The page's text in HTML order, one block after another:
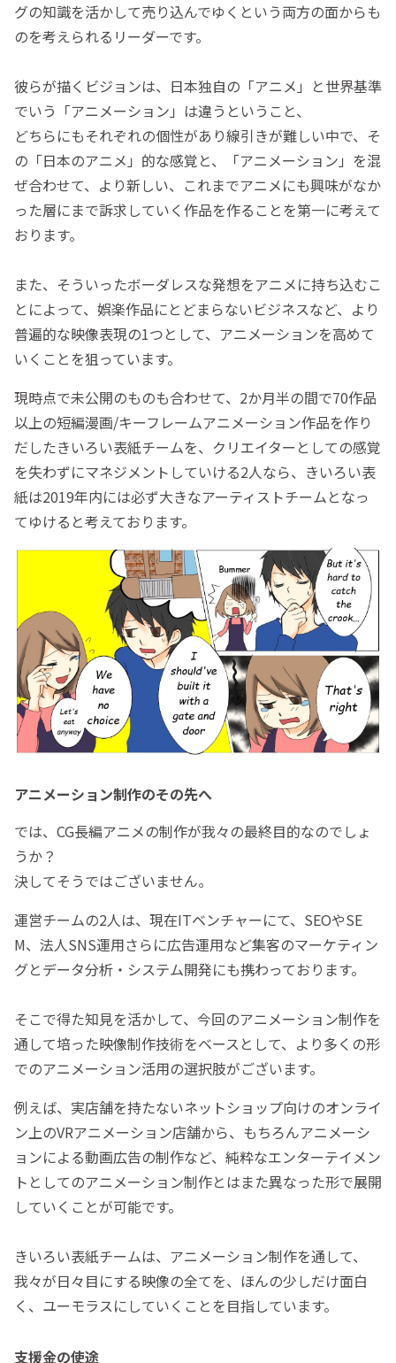
グの知識を活かして売り込んでゆくという両方の面からも
のを考えられるリーダーです。
彼らが描くビジョンは、日本独自の「アニメ」と世界基準
でいう「アニメーション」は違うということ、
どちらにもそれぞれの個性があり線引きが難しい中で、そ
の「日本のアニメ」的な感覚と、「アニメーション」を混
ぜ合わせて、より新しい、これまでアニメにも興味がなか
った層にまで訴求していく作品を作ることを第一に考えて
おります。
また、そういったボーダレスな発想をアニメに持ち込むこ
とによって、娯楽作品にとどまらないビジネスなど、より
普遍的な映像表現の1つとして、アニメーションを高めて
いくことを狙っています。
現時点で未公開のものも合わせて、2か月半の間で70作品
以上の短編漫画/キーフレームアニメーション作品を作り
だしたきいろい表紙チームを、クリエイターとしての感覚
を失わずにマネジメントしていける2人なら、きいろい表
紙は2019年内には必ず大きなアーティストチームとなっ
てゆけると考えております。
アニメーション制作のその先へ
では、CG長編アニメの制作が我々の最終目的なのでしょ
うか？
決してそうではございません。
運営チームの2人は、現在ITベンチャーにて、SEOやSE
M、法人SNS運用さらに広告運用など集客のマーケティン
グとデータ分析・システム開発にも携わっております。
そこで得た知見を活かして、今回のアニメーション制作を
通して培った映像制作技術をベースとして、より多くの形
でのアニメーション活用の選択肢がございます。
例えば、実店舗を持たないネットショップ向けのオンライ
ン上のVRアニメーション店舗から、もちろんアニメーシ
ョンによる動画広告の制作など、純粋なエンターテイメン
トとしてのアニメーション制作とはまた異なった形で展開
していくことが可能です。
きいろい表紙チームは、アニメーション制作を通して、
我々が日々目にする映像の全てを、ほんの少しだけ面白
く、ユーモラスにしていくことを目指しています。
支援金の使途